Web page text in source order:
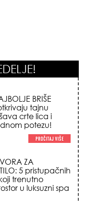
BRIŠE
tajnu
crte lica i
potezu!
ZA
5 pristupačnih
trenutno
u luksuzni spa